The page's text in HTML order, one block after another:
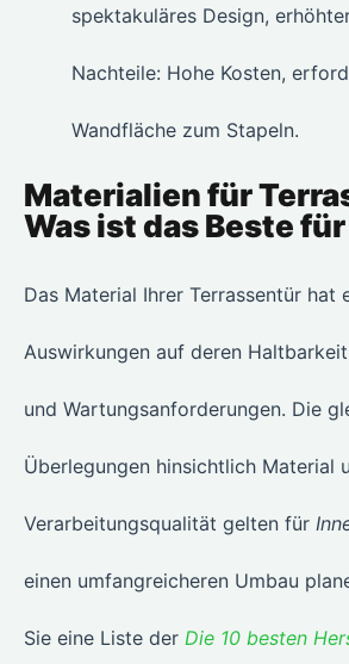
spektakuläres Design,
Nachteile: Hohe Kosten,
Wandfläche zum Stapeln.
Materialien für
Was ist das Beste
Das Material Ihrer Terrassentür hat
Auswirkungen auf deren
und Wartungsanforderungen. Die
Überlegungen hinsichtlich Material
Verarbeitungsqualität gelten für
einen umfangreicheren Umbau
Sie eine Liste der Die 10 besten